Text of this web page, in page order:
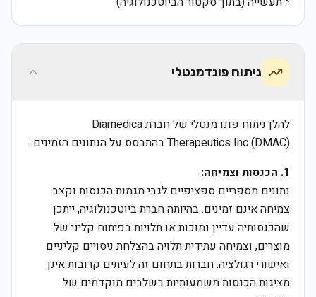
ניתוח פונדמנטלי
להלן ניתוח פונדמנטלי של חברת Diamedica
Therapeutics Inc (DMAC) בהתבסס על הנתונים הזמינים:
1. הכנסות וצמיחה:
נתונים מספריים ספציפיים לגבי מגמות הכנסות וקצב
צמיחה אינם זמינים. בהיותה חברת ביוטכנולוגיה, ייתכן
שהכנסותיה עדיין נמוכות או תלויות בפיתוח קליני של
מוצרים, וצמיחה עתידית תלויה בהצלחת ניסויים קליניים
ואישורי רגולציה. חברות בתחום זה לעיתים קרובות אינן
מציגות הכנסות משמעותיות בשלבים מוקדמים של